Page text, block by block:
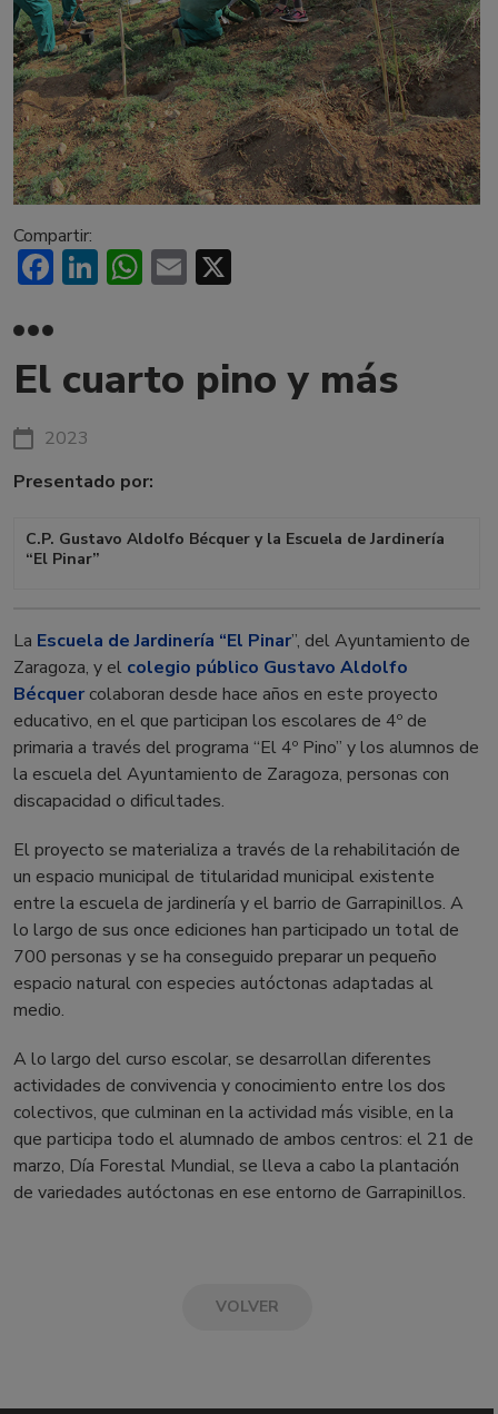
Compartir:
Facebook
LinkedIn
WhatsApp
Email
El cuarto pino y más
2023
Presentado por:
C.P. Gustavo Aldolfo Bécquer y la Escuela de Jardinería
“El Pinar”
La Escuela de Jardinería “El Pinar”, del Ayuntamiento de
Zaragoza, y el colegio público Gustavo Aldolfo
Bécquer colaboran desde hace años en este proyecto
educativo, en el que participan los escolares de 4º de
primaria a través del programa “El 4º Pino” y los alumnos de
la escuela del Ayuntamiento de Zaragoza, personas con
discapacidad o dificultades.
El proyecto se materializa a través de la rehabilitación de
un espacio municipal de titularidad municipal existente
entre la escuela de jardinería y el barrio de Garrapinillos. A
lo largo de sus once ediciones han participado un total de
700 personas y se ha conseguido preparar un pequeño
espacio natural con especies autóctonas adaptadas al
medio.
A lo largo del curso escolar, se desarrollan diferentes
actividades de convivencia y conocimiento entre los dos
colectivos, que culminan en la actividad más visible, en la
que participa todo el alumnado de ambos centros: el 21 de
marzo, Día Forestal Mundial, se lleva a cabo la plantación
de variedades autóctonas en ese entorno de Garrapinillos.
VOLVER